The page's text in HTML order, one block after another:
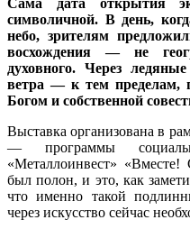
символичной. В день,
небо, зрителям
восхождения — не
духовного. Через
ветра — к тем пределам,
Богом и собственной
Выставка организована в
— программы
«Металлоинвест»
был полон, и это, как
что именно такой
через искусство сейчас